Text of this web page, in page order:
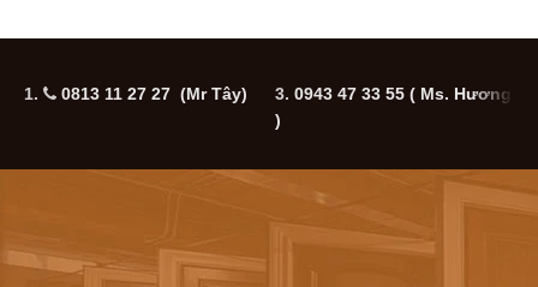
1. 0813 11 27 27 (Mr Tây) 3. 0943 47 33 55 ( Ms. Hương
)